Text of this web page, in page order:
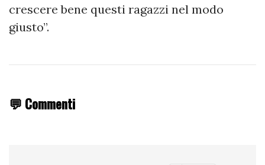
crescere bene questi ragazzi nel modo
giusto”.
💬 Commenti